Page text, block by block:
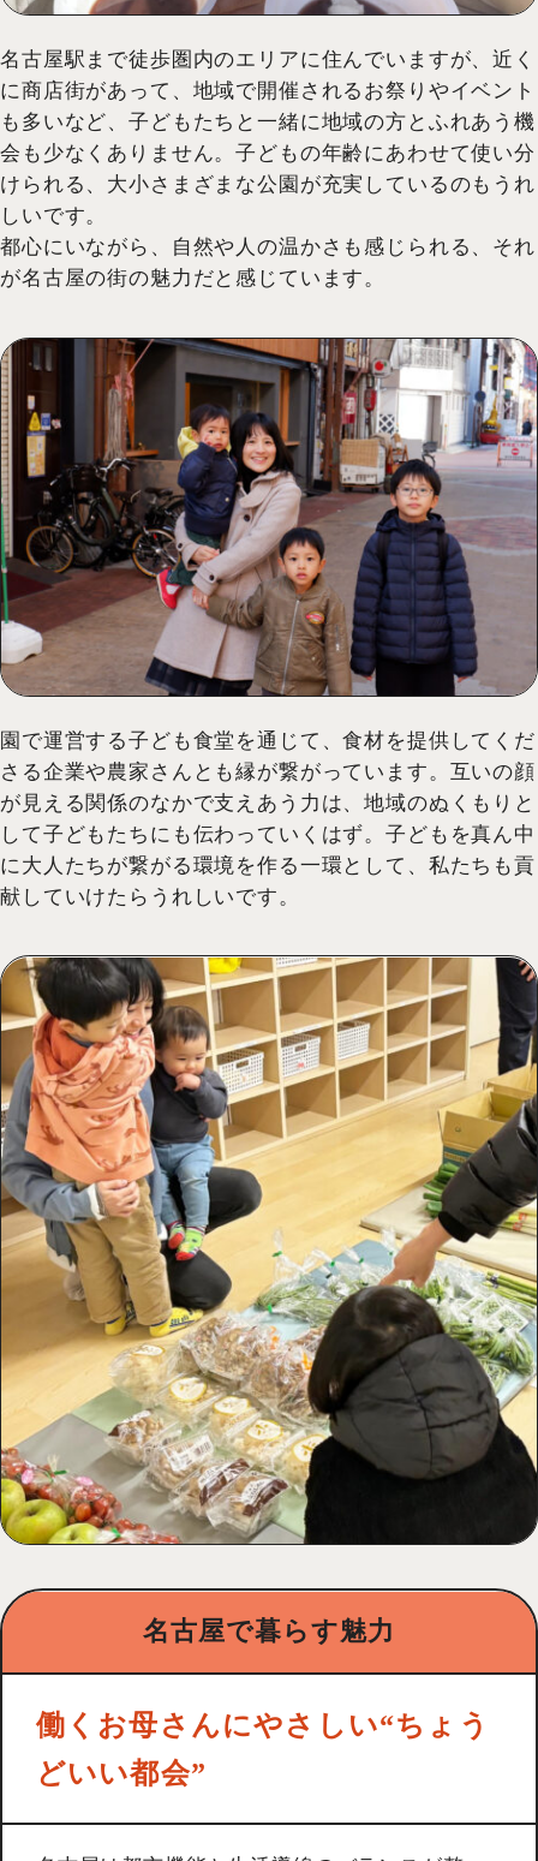
名古屋駅まで徒歩圏内のエリアに住んでいますが、近く
に商店街があって、地域で開催されるお祭りやイベント
も多いなど、子どもたちと一緒に地域の方とふれあう機
会も少なくありません。子どもの年齢にあわせて使い分
けられる、大小さまざまな公園が充実しているのもうれ
しいです。
都心にいながら、自然や人の温かさも感じられる、それ
が名古屋の街の魅力だと感じています。
園で運営する子ども食堂を通じて、食材を提供してくだ
さる企業や農家さんとも縁が繋がっています。互いの顔
が見える関係のなかで支えあう力は、地域のぬくもりと
して子どもたちにも伝わっていくはず。子どもを真ん中
に大人たちが繋がる環境を作る一環として、私たちも貢
献していけたらうれしいです。
名古屋で暮らす魅力
働くお母さんにやさしい“ちょう
どいい都会”